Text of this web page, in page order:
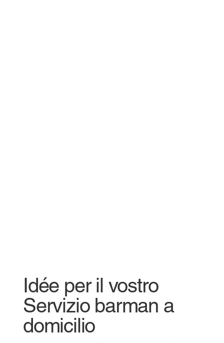
Idée per il vostro
Servizio barman a
domicilio